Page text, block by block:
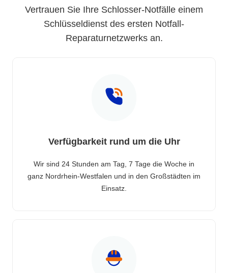
Vertrauen Sie Ihre Schlosser-Notfälle einem
Schlüsseldienst des ersten Notfall-
Reparaturnetzwerks an.
Verfügbarkeit rund um die Uhr
Wir sind 24 Stunden am Tag, 7 Tage die Woche in
ganz Nordrhein-Westfalen und in den Großstädten im
Einsatz.